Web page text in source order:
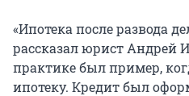
«Ипотека после развода
рассказал юрист Андрей
практике был пример,
ипотеку. Кредит был